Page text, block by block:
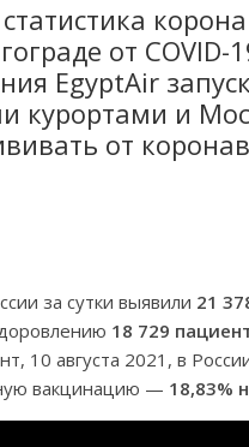
от
EgyptAir
курортами и
от
за сутки выявили 21
18 729
10 августа 2021, в
вакцинацию — 18,83%